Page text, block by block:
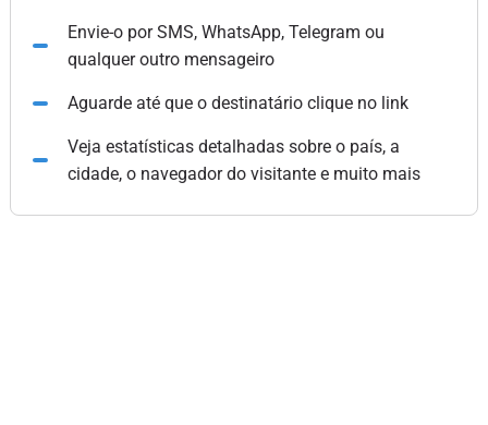
Envie-o por SMS, WhatsApp, Telegram ou
qualquer outro mensageiro
Aguarde até que o destinatário clique no link
Veja estatísticas detalhadas sobre o país, a
cidade, o navegador do visitante e muito mais